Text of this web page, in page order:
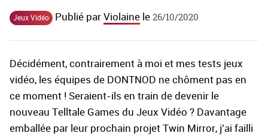
Jeux Vidéo Publié par Violaine le 26/10/2020
Décidément, contrairement à moi et mes tests jeux
vidéo, les équipes de DONTNOD ne chôment pas en
ce moment ! Seraient-ils en train de devenir le
nouveau Telltale Games du Jeux Vidéo ? Davantage
emballée par leur prochain projet Twin Mirror, j’ai failli